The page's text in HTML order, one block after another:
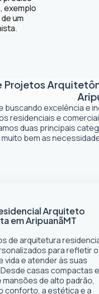
Projetos
buscando excelência e
residenciais e
duas principais
muito bem as
Arquiteto
em AripuanãMT
de arquitetura
para refletir o
vida e atender às suas
casas compactas e
de alto padrão,
conforto, a estética e a